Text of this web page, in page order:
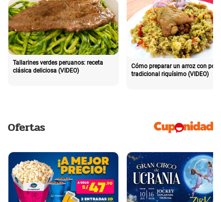
Tallarines verdes peruanos: receta
clásica deliciosa (VIDEO)
Cómo preparar un arroz con pollo
tradicional riquísimo (VIDEO)
Ofertas